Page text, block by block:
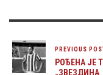
PREVIOUS
РОЂЕНА ЈЕ
„ЗВЕЗДИНА